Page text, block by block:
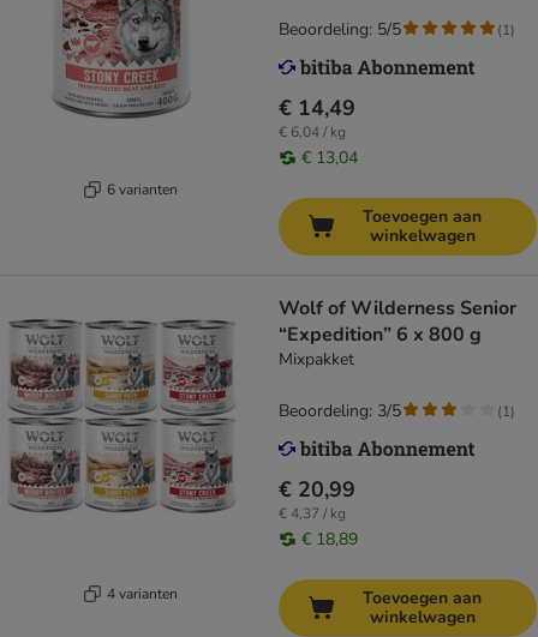
6 varianten
€ 14,49
€ 6,04 / kg
€ 13,04
Beoordeling: 5/5 (1)
Toevoegen aan
winkelwagen
4 varianten
Wolf of Wilderness Senior
“Expedition” 6 x 800 g
Mixpakket
€ 20,99
€ 4,37 / kg
€ 18,89
Beoordeling: 3/5 (1)
Toevoegen aan
winkelwagen